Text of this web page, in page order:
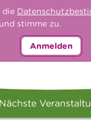
die
stimme zu.
Anmelden
Nächste